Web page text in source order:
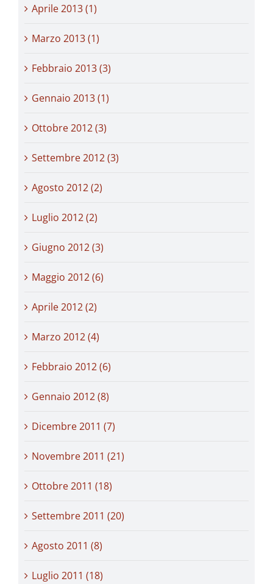
Aprile 2013 (1)
Marzo 2013 (1)
Febbraio 2013 (3)
Gennaio 2013 (1)
Ottobre 2012 (3)
Settembre 2012 (3)
Agosto 2012 (2)
Luglio 2012 (2)
Giugno 2012 (3)
Maggio 2012 (6)
Aprile 2012 (2)
Marzo 2012 (4)
Febbraio 2012 (6)
Gennaio 2012 (8)
Dicembre 2011 (7)
Novembre 2011 (21)
Ottobre 2011 (18)
Settembre 2011 (20)
Agosto 2011 (8)
Luglio 2011 (18)